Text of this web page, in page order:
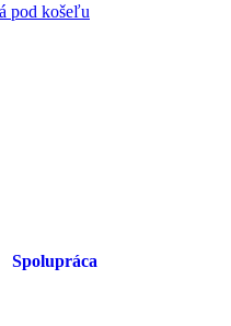
pod košeľu
Spolupráca